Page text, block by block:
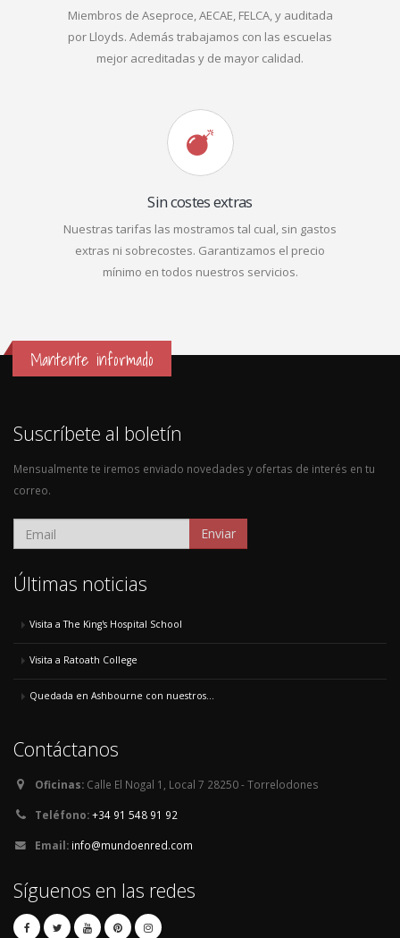
Miembros de Aseproce, AECAE, FELCA, y auditada
por Lloyds. Además trabajamos con las escuelas
mejor acreditadas y de mayor calidad.
Sin costes extras
Nuestras tarifas las mostramos tal cual, sin gastos
extras ni sobrecostes. Garantizamos el precio
mínimo en todos nuestros servicios.
Mantente informado
Suscríbete al boletín
Mensualmente te iremos enviado novedades y ofertas de interés en tu
correo.
Enviar
Últimas noticias
Visita a The King's Hospital School
Visita a Ratoath College
Quedada en Ashbourne con nuestros...
Contáctanos
Oficinas: Calle El Nogal 1, Local 7 28250 - Torrelodones
Teléfono:+34 91 548 91 92
Email: info@mundoenred.com
Síguenos en las redes